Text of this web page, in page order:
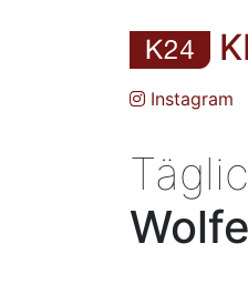
Instagram